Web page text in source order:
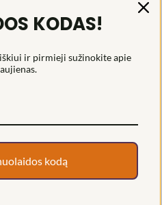
KODAS!
ir pirmieji sužinokite apie
kodą